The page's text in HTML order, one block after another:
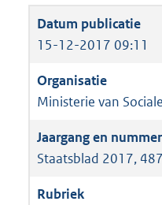
15-12-2017 09:11
Ministerie van
Staatsblad 2017, 487